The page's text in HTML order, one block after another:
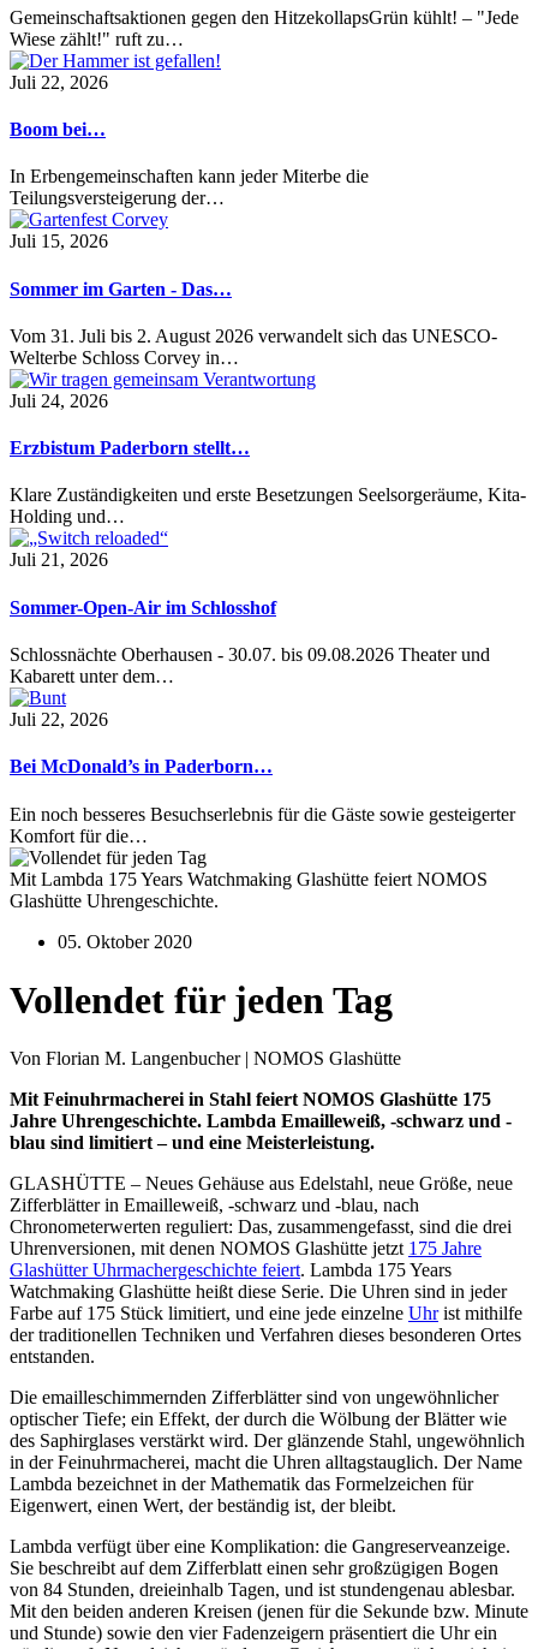
Gemeinschaftsaktionen gegen den HitzekollapsGrün kühlt! – "Jede
Wiese zählt!" ruft zu…
Juli 22, 2026
Boom bei…
In Erbengemeinschaften kann jeder Miterbe die
Teilungsversteigerung der…
Juli 15, 2026
Sommer im Garten - Das…
Vom 31. Juli bis 2. August 2026 verwandelt sich das UNESCO-
Welterbe Schloss Corvey in…
Juli 24, 2026
Erzbistum Paderborn stellt…
Klare Zuständigkeiten und erste Besetzungen Seelsorgeräume, Kita-
Holding und…
Juli 21, 2026
Sommer-Open-Air im Schlosshof
Schlossnächte Oberhausen - 30.07. bis 09.08.2026 Theater und
Kabarett unter dem…
Juli 22, 2026
Bei McDonald’s in Paderborn…
Ein noch besseres Besuchserlebnis für die Gäste sowie gesteigerter
Komfort für die…
Mit Lambda 175 Years Watchmaking Glashütte feiert NOMOS
Glashütte Uhrengeschichte.
05. Oktober 2020
Vollendet für jeden Tag
Von Florian M. Langenbucher | NOMOS Glashütte
Mit Feinuhrmacherei in Stahl feiert NOMOS Glashütte 175
Jahre Uhrengeschichte. Lambda Emailleweiß, -schwarz und -
blau sind limitiert – und eine Meisterleistung.
GLASHÜTTE – Neues Gehäuse aus Edelstahl, neue Größe, neue
Zifferblätter in Emailleweiß, -schwarz und -blau, nach
Chronometerwerten reguliert: Das, zusammengefasst, sind die drei
Uhrenversionen, mit denen NOMOS Glashütte jetzt 175 Jahre
Glashütter Uhrmachergeschichte feiert. Lambda 175 Years
Watchmaking Glashütte heißt diese Serie. Die Uhren sind in jeder
Farbe auf 175 Stück limitiert, und eine jede einzelne Uhrist mithilfe
der traditionellen Techniken und Verfahren dieses besonderen Ortes
entstanden.
Die emailleschimmernden Zifferblätter sind von ungewöhnlicher
optischer Tiefe; ein Effekt, der durch die Wölbung der Blätter wie
des Saphirglases verstärkt wird. Der glänzende Stahl, ungewöhnlich
in der Feinuhrmacherei, macht die Uhren alltagstauglich. Der Name
Lambda bezeichnet in der Mathematik das Formelzeichen für
Eigenwert, einen Wert, der beständig ist, der bleibt.
Lambda verfügt über eine Komplikation: die Gangreserveanzeige.
Sie beschreibt auf dem Zifferblatt einen sehr großzügigen Bogen
von 84 Stunden, dreieinhalb Tagen, und ist stundengenau ablesbar.
Mit den beiden anderen Kreisen (jenen für die Sekunde bzw. Minute
und Stunde) sowie den vier Fadenzeigern präsentiert die Uhr ein